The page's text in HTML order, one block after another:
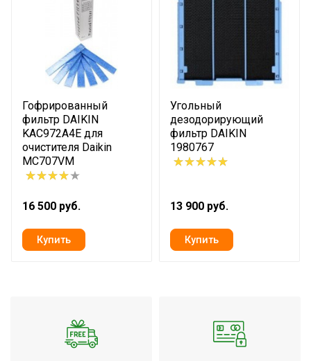
Гофрированный
фильтр DAIKIN
KAC972A4E для
очистителя Daikin
MC707VM
16 500 руб.
Угольный
дезодорирующий
фильтр DAIKIN
1980767
13 900 руб.